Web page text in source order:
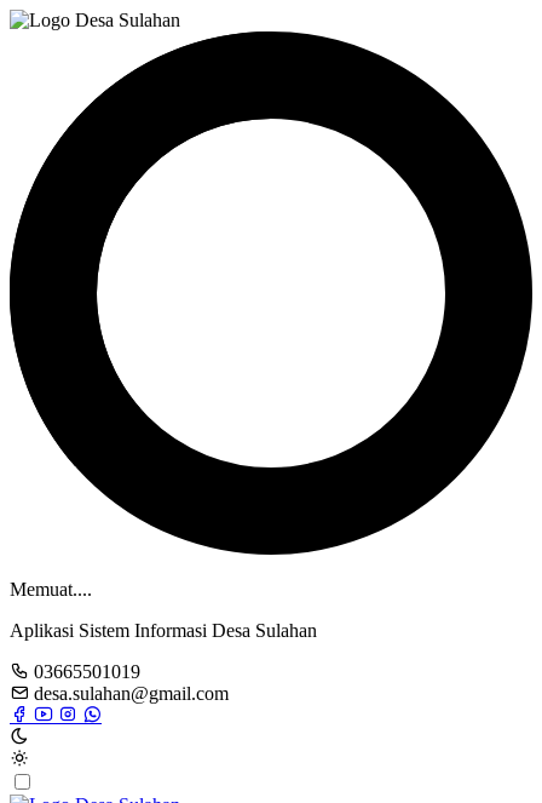
Memuat....
Aplikasi Sistem Informasi Desa Sulahan
03665501019
desa.sulahan@gmail.com